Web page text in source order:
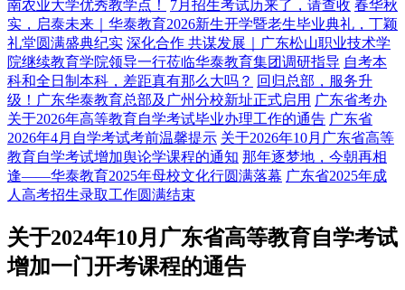
南农业大学优秀教学点！
7月招生考试历来了，请查收 春华秋
实，启泰未来｜华泰教育2026新生开学暨老生毕业典礼，丁颖
礼堂圆满盛典纪实 深化合作 共谋发展｜广东松山职业技术学
院继续教育学院领导一行莅临华泰教育集团调研指导 自考本
科和全日制本科，差距真有那么大吗？ 回归总部，服务升
级！广东华泰教育总部及广州分校新址正式启用 广东省考办
关于2026年高等教育自学考试毕业办理工作的通告 广东省
2026年4月自学考试考前温馨提示 关于2026年10月广东省高等
教育自学考试增加舆论学课程的通知 那年逐梦地，今朝再相
逢——华泰教育2025年母校文化行圆满落幕 广东省2025年成
人高考招生录取工作圆满结束
关于2024年10月广东省高等教育自学考试
增加一门开考课程的通告